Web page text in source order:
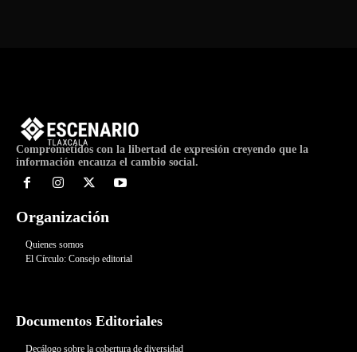
Comprometidos con la libertad de expresión creyendo que la
información encauza el cambio social.
Organización
Quienes somos
El Círculo: Consejo editorial
Documentos Editoriales
Decálogo sobre la cobertura de diversidad